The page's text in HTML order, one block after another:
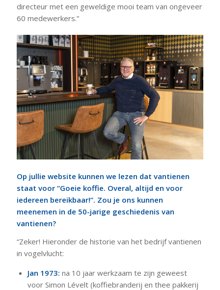
directeur met een geweldige mooi team van ongeveer
60 medewerkers.”
Op jullie website kunnen we lezen dat vantienen
staat voor “Goeie koffie. Overal, altijd en voor
iedereen bereikbaar!”. Zou je ons kunnen
meenemen in de 50-jarige geschiedenis van
vantienen?
“Zeker! Hieronder de historie van het bedrijf vantienen
in vogelvlucht:
Jan 1973: na 10 jaar werkzaam te zijn geweest
voor Simon Lévelt (koffiebranderij en thee pakkerij